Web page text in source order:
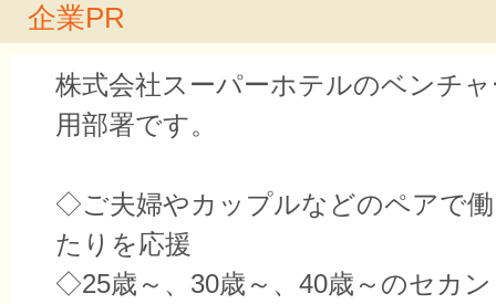
企業PR
株式会社スーパーホテルのベンチ
用部署です。
◇ご夫婦やカップルなどのペアで
たりを応援
◇25歳～、30歳～、40歳～のセカ